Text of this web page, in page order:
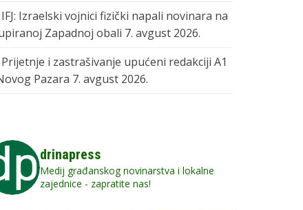
IFJ: Izraelski vojnici fizički napali novinara na
Zapadnoj obali 7. avgust 2026.
Prijetnje i zastrašivanje upućeni redakciji A1
Pazara 7. avgust 2026.
drinapress
Medij građanskog novinarstva i lokalne
zajednice - zapratite nas!